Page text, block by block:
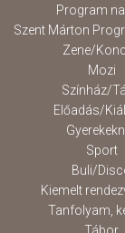
Program
Szent Márton
Zene/
Mozi
Színház/
Előadás/
Sport
Buli/
Kiemelt
Tanfolyam,